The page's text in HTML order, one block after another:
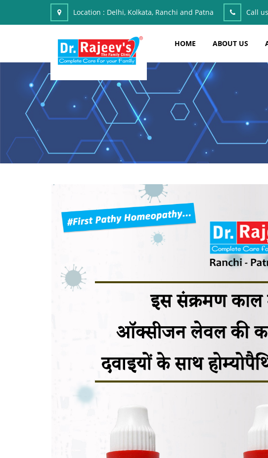
Location : Delhi, Kolkata, Ranchi and Patna Call
HOME ABOUT US